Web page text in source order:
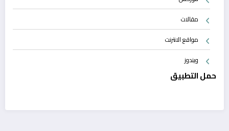
مقالات
مواقع الانترنت
ويندوز
حمل التطبيق